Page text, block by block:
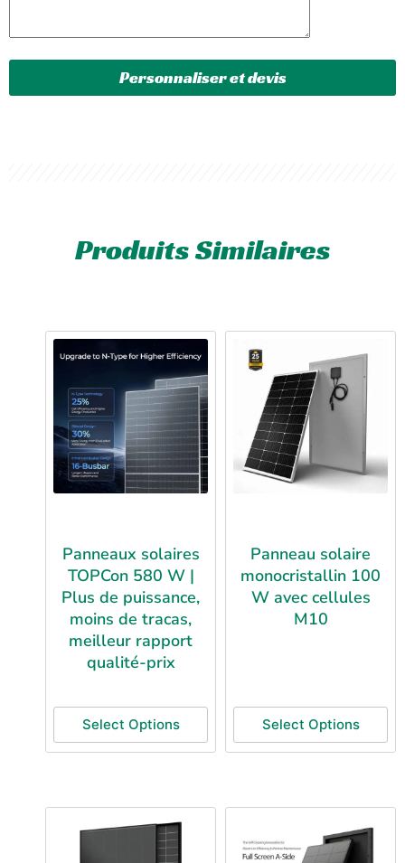
Produits Similaires
Panneaux solaires
TOPCon 580 W |
Plus de puissance,
moins de tracas,
meilleur rapport
qualité-prix
Select Options
Panneau solaire
monocristallin 100
W avec cellules
M10
Select Options